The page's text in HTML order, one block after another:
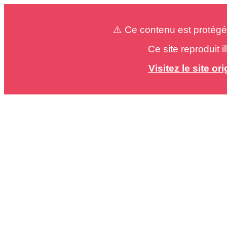
⚠️ Ce contenu est
Ce site reproduit
Visitez le site